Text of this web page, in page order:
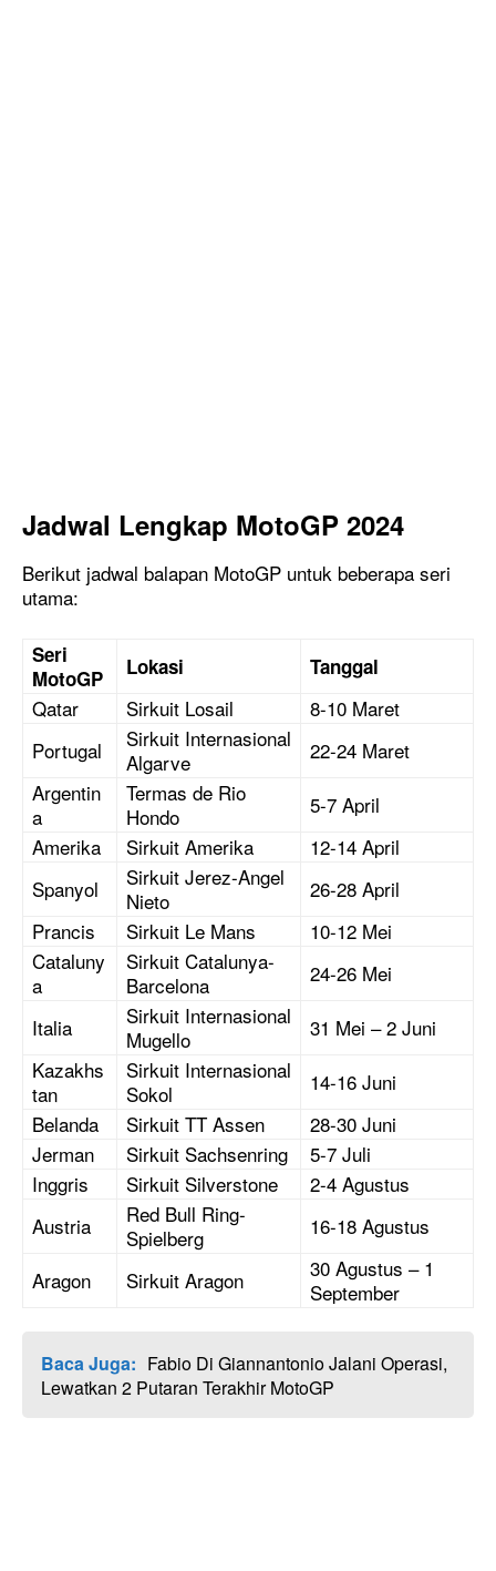
Jadwal Lengkap MotoGP 2024
Berikut jadwal balapan MotoGP untuk beberapa seri
utama:
Seri
MotoGP
Lokasi Tanggal
Qatar Sirkuit Losail
8-10 Maret
Portugal
Sirkuit Internasional
Algarve
22-24 Maret
Argentin
a
Termas de Rio
Hondo
5-7 April
Amerika
Sirkuit Amerika
12-14 April
Spanyol
Sirkuit Jerez-Angel
Nieto
26-28 April
Prancis
Sirkuit Le Mans
10-12 Mei
Cataluny
a
Sirkuit Catalunya-
Barcelona
24-26 Mei
Italia
Sirkuit Internasional
Mugello
31 Mei – 2 Juni
Kazakhs
tan
Sirkuit Internasional
Sokol
14-16 Juni
Belanda
Sirkuit TT Assen
28-30 Juni
Jerman
Sirkuit Sachsenring
5-7 Juli
Inggris
Sirkuit Silverstone
2-4 Agustus
Austria
Red Bull Ring-
Spielberg
16-18 Agustus
Aragon
Sirkuit Aragon
30 Agustus – 1
September
Baca Juga: Fabio Di Giannantonio Jalani Operasi,
Lewatkan 2 Putaran Terakhir MotoGP